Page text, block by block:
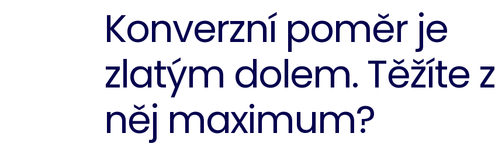
Konverzní poměr je
zlatým dolem. Těžíte z
něj maximum?